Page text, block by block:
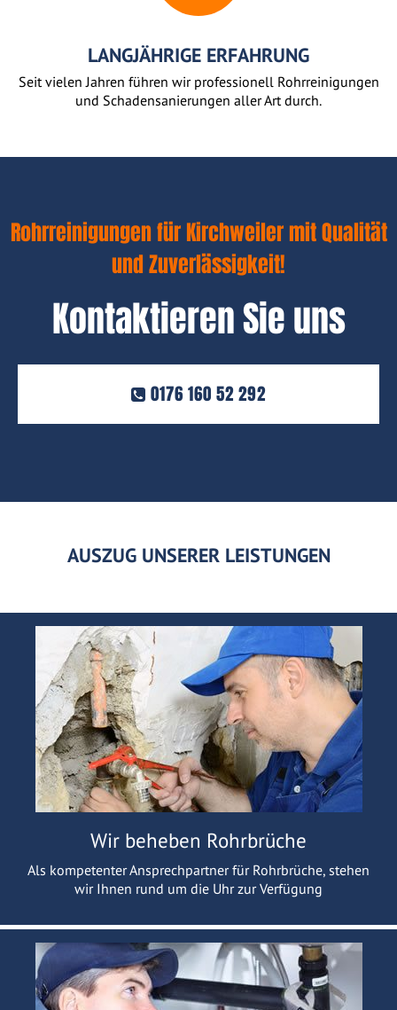
LANGJÄHRIGE ERFAHRUNG
Seit vielen Jahren führen wir professionell Rohrreinigungen
und Schadensanierungen aller Art durch.
Rohrreinigungen für Kirchweiler mit Qualität
und Zuverlässigkeit!
Kontaktieren Sie uns
0176 160 52 292
AUSZUG UNSERER LEISTUNGEN
Wir beheben Rohrbrüche
Als kompetenter Ansprechpartner für Rohrbrüche, stehen
wir Ihnen rund um die Uhr zur Verfügung